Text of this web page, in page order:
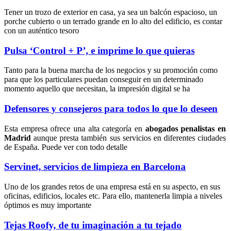
Tener un trozo de exterior en casa, ya sea un balcón espacioso, un
porche cubierto o un terrado grande en lo alto del edificio, es contar
con un auténtico tesoro
Pulsa ‘Control + P’, e imprime lo que quieras
Tanto para la buena marcha de los negocios y su promoción como
para que los particulares puedan conseguir en un determinado
momento aquello que necesitan, la impresión digital se ha
Defensores y consejeros para todos lo que lo deseen
Esta empresa ofrece una alta categoría en abogados penalistas en
Madrid aunque presta también sus servicios en diferentes ciudades
de España. Puede ver con todo detalle
Servinet, servicios de limpieza en Barcelona
Uno de los grandes retos de una empresa está en su aspecto, en sus
oficinas, edificios, locales etc. Para ello, mantenerla limpia a niveles
óptimos es muy importante
Tejas Roofy, de tu imaginación a tu tejado